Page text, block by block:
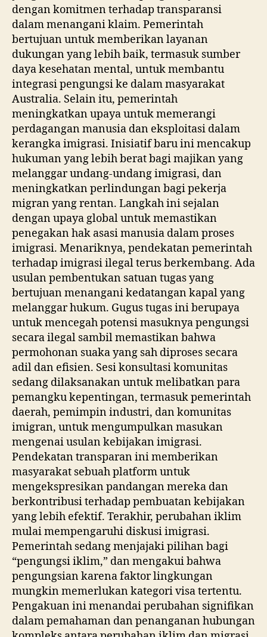
dengan komitmen terhadap transparansi
dalam menangani klaim. Pemerintah
bertujuan untuk memberikan layanan
dukungan yang lebih baik, termasuk sumber
daya kesehatan mental, untuk membantu
integrasi pengungsi ke dalam masyarakat
Australia. Selain itu, pemerintah
meningkatkan upaya untuk memerangi
perdagangan manusia dan eksploitasi dalam
kerangka imigrasi. Inisiatif baru ini mencakup
hukuman yang lebih berat bagi majikan yang
melanggar undang-undang imigrasi, dan
meningkatkan perlindungan bagi pekerja
migran yang rentan. Langkah ini sejalan
dengan upaya global untuk memastikan
penegakan hak asasi manusia dalam proses
imigrasi. Menariknya, pendekatan pemerintah
terhadap imigrasi ilegal terus berkembang. Ada
usulan pembentukan satuan tugas yang
bertujuan menangani kedatangan kapal yang
melanggar hukum. Gugus tugas ini berupaya
untuk mencegah potensi masuknya pengungsi
secara ilegal sambil memastikan bahwa
permohonan suaka yang sah diproses secara
adil dan efisien. Sesi konsultasi komunitas
sedang dilaksanakan untuk melibatkan para
pemangku kepentingan, termasuk pemerintah
daerah, pemimpin industri, dan komunitas
imigran, untuk mengumpulkan masukan
mengenai usulan kebijakan imigrasi.
Pendekatan transparan ini memberikan
masyarakat sebuah platform untuk
mengekspresikan pandangan mereka dan
berkontribusi terhadap pembuatan kebijakan
yang lebih efektif. Terakhir, perubahan iklim
mulai mempengaruhi diskusi imigrasi.
Pemerintah sedang menjajaki pilihan bagi
“pengungsi iklim,” dan mengakui bahwa
pengungsian karena faktor lingkungan
mungkin memerlukan kategori visa tertentu.
Pengakuan ini menandai perubahan signifikan
dalam pemahaman dan penanganan hubungan